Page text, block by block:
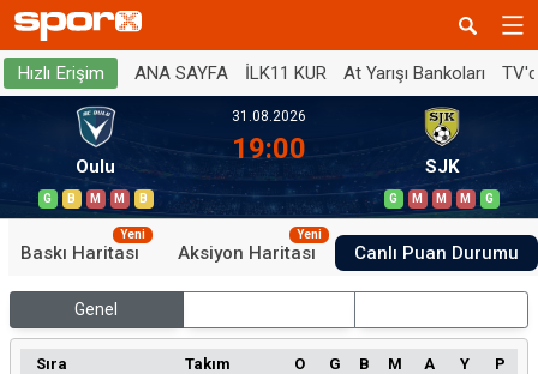
Hızlı Erişim ANA SAYFA İLK11 KUR At Yarışı Bankoları
Oulu
G B M M B
31.08.2026
19:00
SJK
G M M M G
Baskı Haritası
Yeni
Aksiyon Haritası
Yeni
Canlı Puan Durumu
Genel
Sıra Takım O G B M A Y
P